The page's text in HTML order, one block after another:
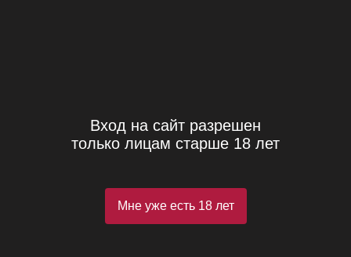
Вход на сайт разрешен
только лицам старше 18 лет
Мне уже есть 18 лет
Семейное предприятие ANTICA
DISTILLERIA PETRONE было основано
Антимо Петроне и Марией Мастантуоно в